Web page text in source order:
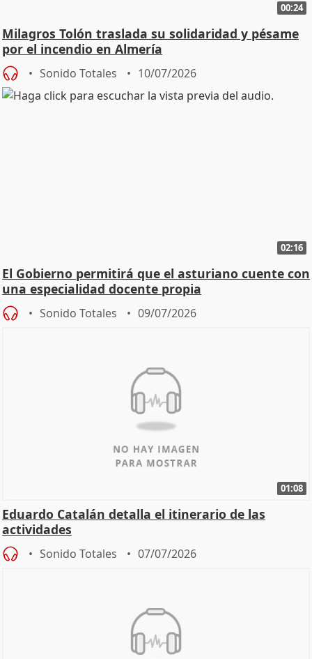
00:24
Milagros Tolón traslada su solidaridad y pésame
por el incendio en Almería
Sonido Totales 10/07/2026
02:16
El Gobierno permitirá que el asturiano cuente con
una especialidad docente propia
Sonido Totales 09/07/2026
01:08
Eduardo Catalán detalla el itinerario de las
actividades
Sonido Totales 07/07/2026